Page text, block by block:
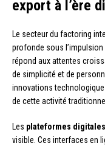
export à l’ère
Le secteur du factoring
profonde sous
répond aux attentes
de simplicité et de
innovations
de cette activité
Les plateformes digitales
visible. Ces interfaces en